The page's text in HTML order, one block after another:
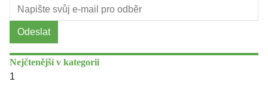
Odeslat
Nejčtenější v kategorii
1